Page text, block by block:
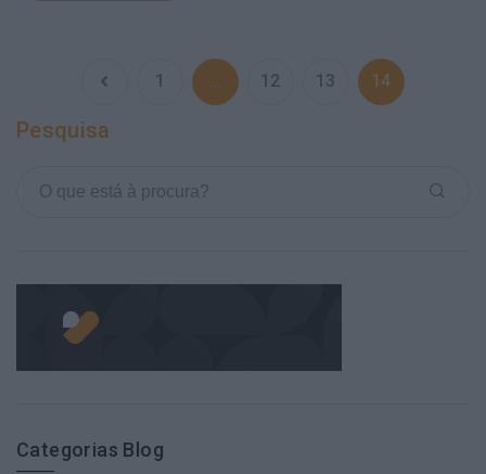
1 … 12 13 14
Pesquisa
Categorias Blog